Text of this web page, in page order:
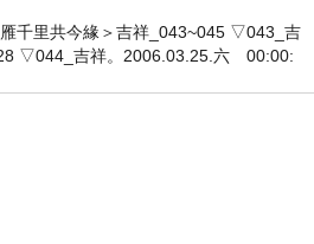
千里共今緣＞吉祥_043~045 ▽043_吉
▽044_吉祥。2006.03.25.六 00:00: